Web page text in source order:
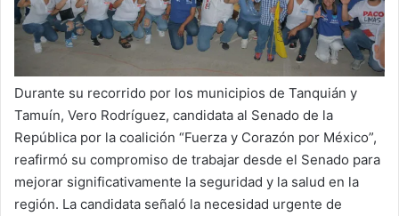
Durante su recorrido por los municipios de Tanquián y
Tamuín, Vero Rodríguez, candidata al Senado de la
República por la coalición “Fuerza y Corazón por México”,
reafirmó su compromiso de trabajar desde el Senado para
mejorar significativamente la seguridad y la salud en la
región. La candidata señaló la necesidad urgente de